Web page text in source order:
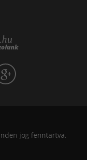
jog fenntartva.